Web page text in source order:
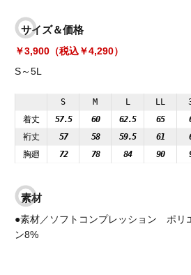
サイズ＆価格
￥3,900（税込￥4,290）
S～5L
S M L LL
着丈
57.5 60 62.5 65
裄丈
57 58 59.5 61
胸廻
72 78 84 90
素材
●素材／ソフトコンプレッション ポリ
ン8%